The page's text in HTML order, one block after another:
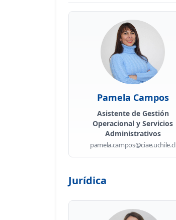
Pamela Campos
Asistente de Gestión
Operacional y Servicios
Administrativos
pamela.campos@ciae.uchile.cl
Jurídica